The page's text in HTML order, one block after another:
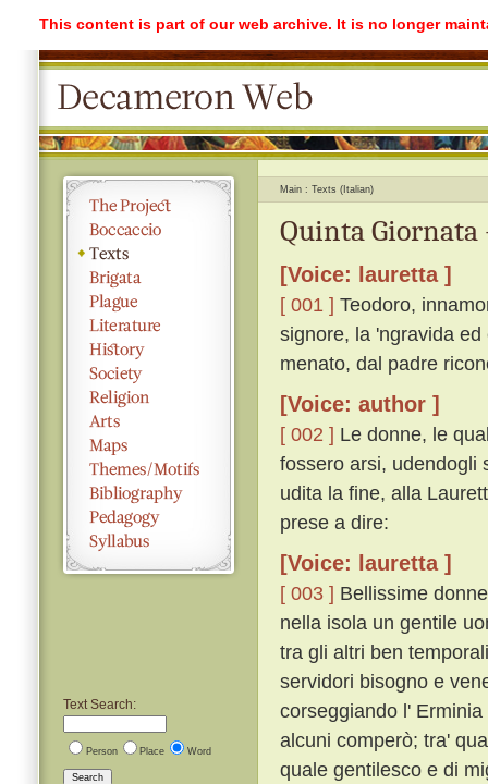
This content is part of our web archive. It is no longer
Text Search:
Person Place Word
Search
Main Texts (Italian)
Quinta Giornata
[Voice: lauretta ]
[ 001 ] Teodoro,
signore, la 'ngravida
menato, dal padre
[Voice: author ]
[ 002 ] Le donne, le
fossero arsi, udendogli
udita la fine, alla
prese a dire:
[Voice: lauretta ]
[ 003 ] Bellissime
nella isola un gentile
tra gli altri ben
servidori bisogno e
corseggiando l'
alcuni comperò; tra'
quale gentilesco e di